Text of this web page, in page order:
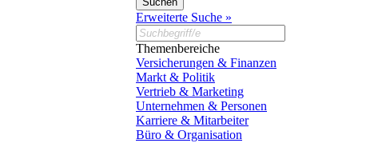
Erweiterte Suche »
Themenbereiche
Versicherungen & Finanzen
Markt & Politik
Vertrieb & Marketing
Unternehmen & Personen
Karriere & Mitarbeiter
Büro & Organisation